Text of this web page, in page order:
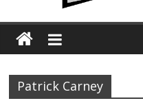
Patrick Carney